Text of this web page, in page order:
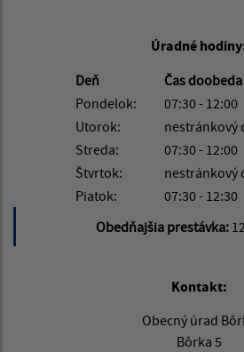
Úradné
Deň
Čas doobeda
Pondelok:
07:30 - 12:00
Utorok:
nestránkový
Streda:
07:30 - 12:00
Štvrtok:
nestránkový
Piatok:
07:30 - 12:30
Obedňajšia prestávka:
Kontakt:
Obecný úrad
Bôrka 5